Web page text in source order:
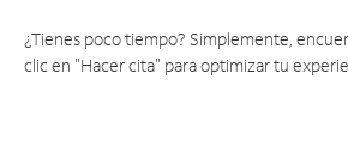
¿Tienes poco tiempo? Simplemente,
clic en "Hacer cita" para optimizar tu